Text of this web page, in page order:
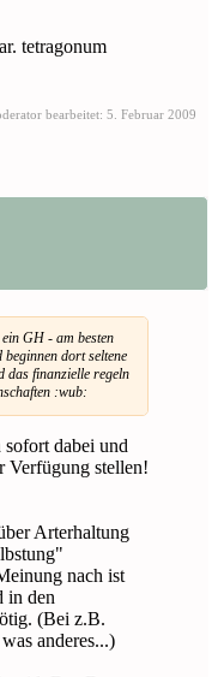
tetragonum
bearbeitet: 5. Februar 2009
GH - am besten
beginnen dort seltene
das finanzielle regeln
:wub:
sofort dabei und
Verfügung stellen!
Arterhaltung
nach ist
in den
(Bei z.B.
anderes...)